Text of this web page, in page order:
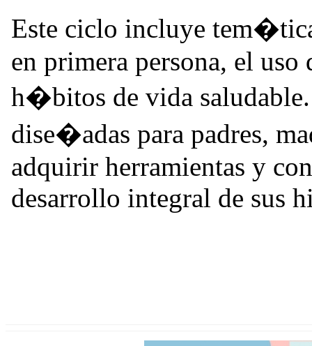
Este ciclo incluye
en primera persona, el
h�bitos de vida
dise�adas para padres,
adquirir herramientas y
desarrollo integral de sus